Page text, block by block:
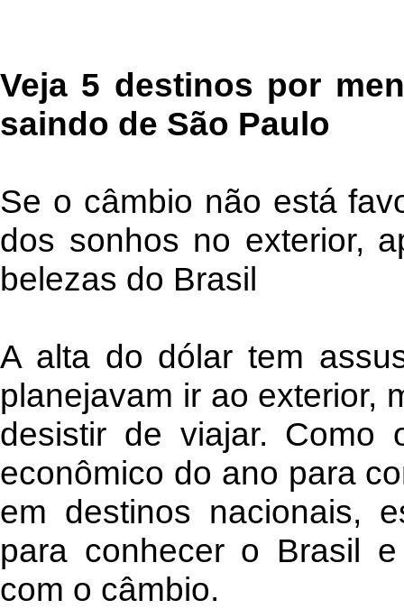
Veja 5 destinos por
saindo de São Paulo
Se o câmbio não está
dos sonhos no exterior,
belezas do Brasil
A alta do dólar tem
planejavam ir ao exterior,
desistir de viajar. Como
econômico do ano para
em destinos nacionais,
para conhecer o Brasil
com o câmbio.